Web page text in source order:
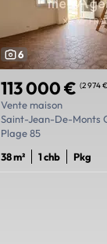
6
113 000 € (2 974
Vente maison
Saint-Jean-De-Monts
Plage 85
38 m²
1 chb Pkg